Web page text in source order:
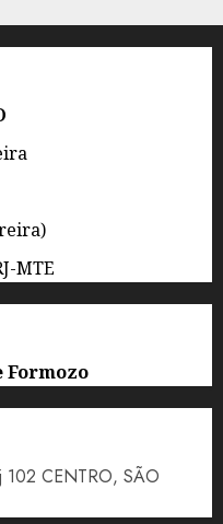
MTE
Formozo
102 CENTRO, SÃO